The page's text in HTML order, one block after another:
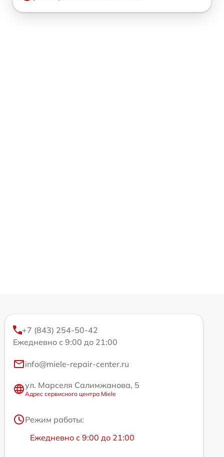
+7 (843) 254-50-42
Ежедневно с 9:00 до 21:00
info@miele-repair-center.ru
ул. Марселя Салимжанова, 5
Адрес сервисного центра Miele
Режим работы:
Ежедневно с 9:00 до 21:00